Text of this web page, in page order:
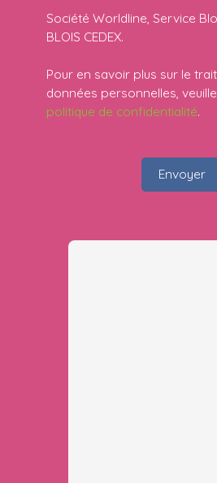
Société Worldline, Service
BLOIS CEDEX.
Pour en savoir plus sur le
données personnelles,
politique de confidentialité.
Envoyer